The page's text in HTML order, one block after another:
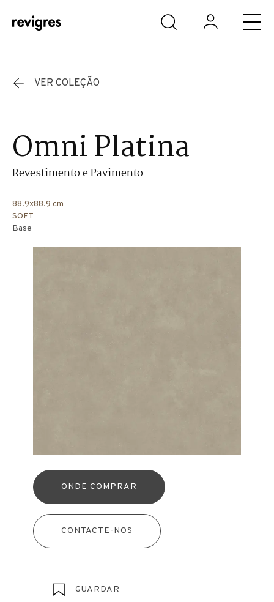
Saltar para o conteúdo principal
VER COLEÇÃO
Omni Platina
Revestimento e Pavimento
88.9x88.9 cm
SOFT
Base
ONDE COMPRAR
CONTACTE-NOS
GUARDAR